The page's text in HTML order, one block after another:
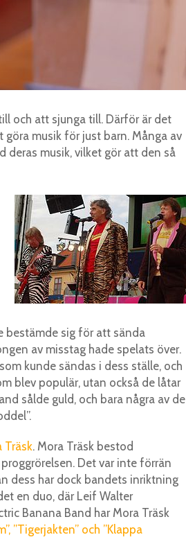
och att sjunga till. Därför är det
musik för just barn. Många av
deras musik, vilket gör att den så
bestämde sig för att sända
av misstag hade spelats över.
kunde sändas i dess ställe, och
blev populär, utan också de låtar
sålde guld, och bara några av de
Träsk. Mora Träsk bestod
Det var inte förrän
dess har dock bandets inriktning
en duo, där Leif Walter
Banana Band har Mora Träsk
”Tigerjakten” och ”Klappa